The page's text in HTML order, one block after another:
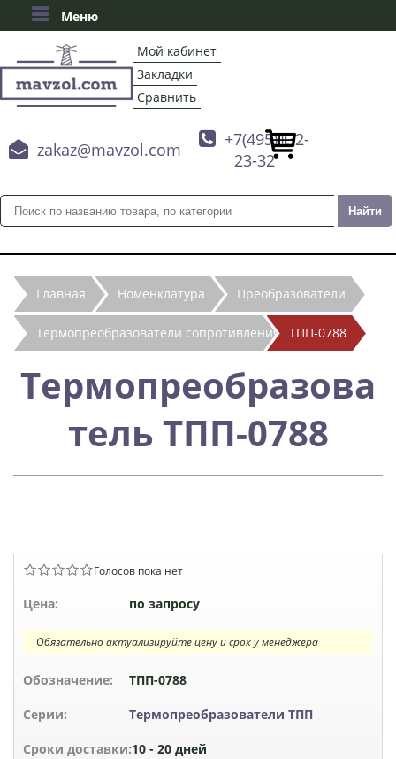
Меню
Мой кабинет
Закладки
Сравнить
 zakaz@mavzol.com
 +7(495)132-
23-32
Главная Номенклатура Преобразователи
Термопреобразователи сопротивления ТПП-0788
Термопреобразова
тель ТПП-0788
Голосов пока нет
Цена: по запросу
Обязательно актуализируйте цену и срок у менеджера
Обозначение: ТПП-0788
Серии: Термопреобразователи ТПП
Сроки доставки:10 - 20 дней